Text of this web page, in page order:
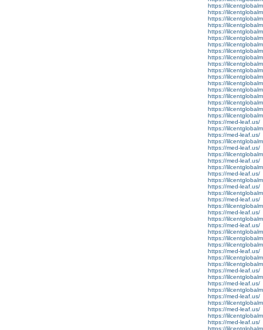
https://
https://
https://
https://
https://
https://
https://
https://
https://
https://
https://
https://
https://
https://
https://
https://
https://
https://
https://med-leaf.us/
https://
https://med-leaf.us/
https://
https://med-leaf.us/
https://
https://med-leaf.us/
https://
https://med-leaf.us/
https://
https://med-leaf.us/
https://
https://med-leaf.us/
https://
https://med-leaf.us/
https://
https://med-leaf.us/
https://
https://
https://
https://med-leaf.us/
https://
https://
https://med-leaf.us/
https://
https://med-leaf.us/
https://
https://med-leaf.us/
https://
https://med-leaf.us/
https://
https://med-leaf.us/
https://